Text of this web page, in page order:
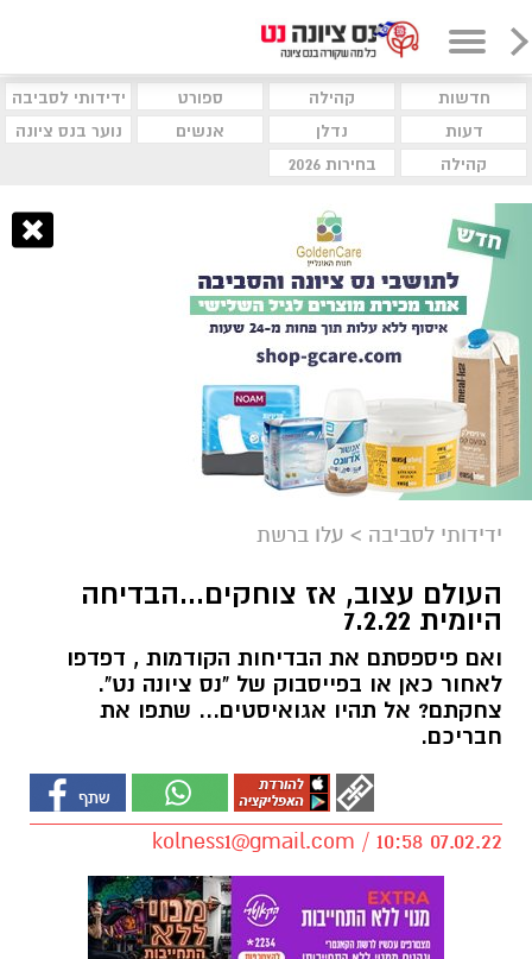
חדשות קהילה ספורט
ידידותי לסביבה
דעות
נדלן אנשים
נוער בנס ציונה
קהילה
בחירות 2026
ידידותי לסביבה > עלו ברשת
העולם עצוב, אז צוחקים...הבדיחה
היומית 7.2.22
ואם פיספסתם את הבדיחות הקודמות , דפדפו
לאחור כאן או בפייסבוק של "נס ציונה נט".
צחקתם? אל תהיו אגואיסטים... שתפו את
חבריכם.
kolness1@gmail.com / 10:58 07.02.22